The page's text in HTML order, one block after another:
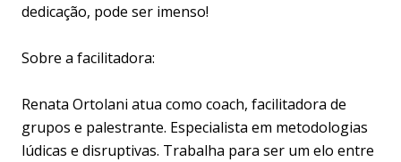
dedicação, pode ser imenso!
Sobre a facilitadora:
Renata Ortolani atua como coach, facilitadora de
grupos e palestrante. Especialista em metodologias
lúdicas e disruptivas. Trabalha para ser um elo entre